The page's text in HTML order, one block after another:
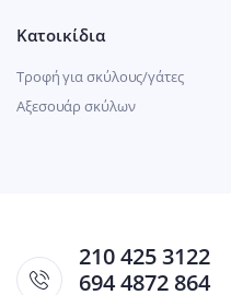
Κατοικίδια
Τροφή για σκύλους/γάτες
Αξεσουάρ σκύλων
210 425 3122
694 4872 864